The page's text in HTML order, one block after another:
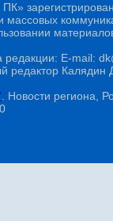
E-mail:
редактор
. Новости региона,